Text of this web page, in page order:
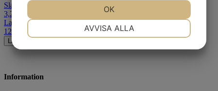
Slang
3,25/3,50-17
Landsvägs-slang
129
Lägg i varukorgen
Information
AVVISA ALLA
OK